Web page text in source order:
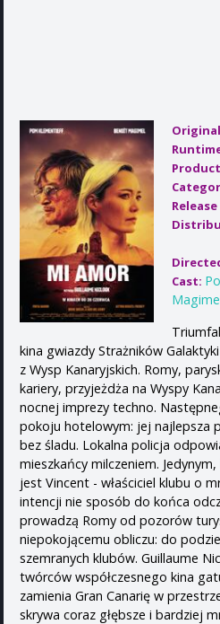
Cast:
kina gwiazdy Strażników
z Wysp Kanaryjskich. Romy,
kariery, przyjeżdża na Wyspy
nocnej imprezy techno.
pokoju hotelowym: jej najlepsza
bez śladu. Lokalna policja
mieszkańcy milczeniem.
jest Vincent - właściciel klubu o
intencji nie sposób do końca
prowadzą Romy od pozorów
niepokojącemu obliczu: do
szemranych klubów. Guillaume
twórców współczesnego kina
zamienia Gran Canarię w
skrywa coraz głębsze i bardziej